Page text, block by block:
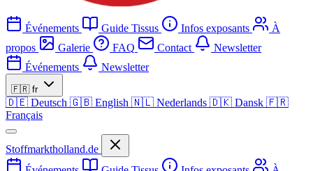
Événements Guide Tissus Infos exposants
À
propos
Galerie FAQ Contact
Newsletter
Événements
Newsletter
🇫🇷 fr
🇩🇪 Deutsch 🇬🇧 English 🇳🇱 Nederlands 🇩🇰 Dansk 🇫🇷
Français
Stoffmarktholland.de